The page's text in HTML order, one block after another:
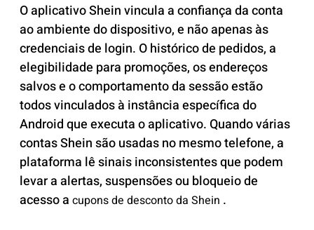
O aplicativo Shein vincula a confiança da conta
ao ambiente do dispositivo, e não apenas às
credenciais de login. O histórico de pedidos, a
elegibilidade para promoções, os endereços
salvos e o comportamento da sessão estão
todos vinculados à instância específica do
Android que executa o aplicativo. Quando várias
contas Shein são usadas no mesmo telefone, a
plataforma lê sinais inconsistentes que podem
levar a alertas, suspensões ou bloqueio de
acesso a cupons de desconto da Shein .